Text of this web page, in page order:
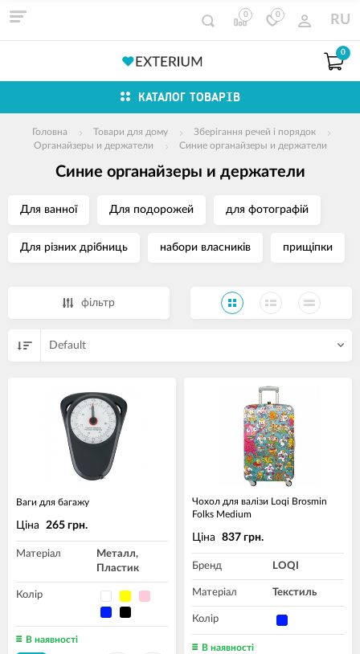
0 0 RU
0
КАТАЛОГ ТОВАРІВ
Головна Товари для дому
Зберігання речей і порядок
Органайзеры и держатели
Синие органайзеры и держатели
Синие органайзеры и держатели
Для ванної Для подорожей для фотографій
Для різних дрібниць набори власників прищіпки
фільтр
Default
Ваги для багажу
Ціна 265 грн.
Матеріал
Металл,
Пластик
Колір
В наявності
Чохол для валізи Loqi Brosmin
Folks Medium
Ціна 837 грн.
Бренд LOQI
Матеріал Текстиль
Колір
В наявності